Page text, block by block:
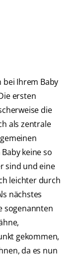
bei Ihrem Baby
ersten
die
als zentrale
keine so
sind und eine
leichter durch
nächstes
sogenannten
gekommen,
da es nun